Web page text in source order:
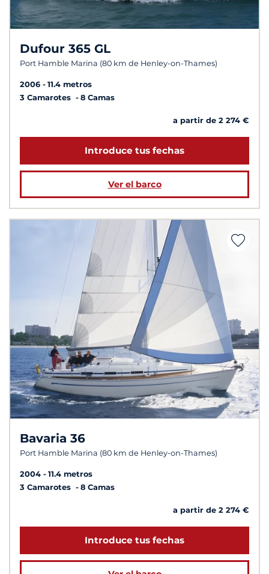
Dufour 365 GL
Port Hamble Marina (80 km de Henley-on-Thames)
2006
11.4 metros
3 Camarotes
8 Camas
a partir de 2 274 €
Introduce tus fechas
Ver el barco
Bavaria 36
Port Hamble Marina (80 km de Henley-on-Thames)
2004
11.4 metros
3 Camarotes
8 Camas
a partir de 2 274 €
Introduce tus fechas